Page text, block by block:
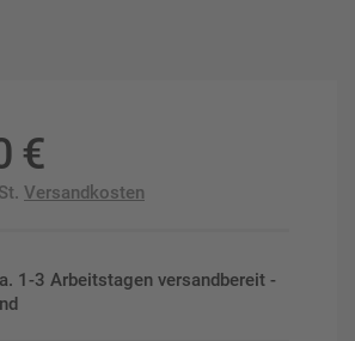
€
Versandkosten
1-3 Arbeitstagen versandbereit -